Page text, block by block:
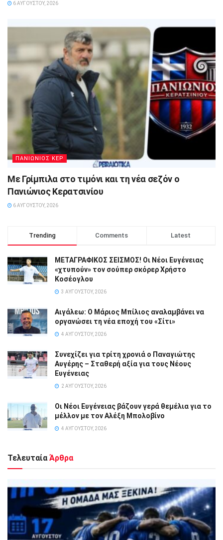
6 ΑΥΓΟΎΣΤΟΥ, 2026
ΠΑΝΙΩΝΙΟΣ ΚΕΡ
Με Γρίμπιλα στο τιμόνι και τη νέα σεζόν ο
Πανιώνιος Κερατσινίου
6 ΑΥΓΟΎΣΤΟΥ, 2026
Trending Comments Latest
ΜΕΤΑΓΡΑΦΙΚΟΣ ΣΕΙΣΜΟΣ! Οι Νέοι Ευγένειας
«χτυπούν» τον σούπερ σκόρερ Χρήστο
Κοσέογλου
3 ΑΥΓΟΎΣΤΟΥ, 2026
Αιγάλεω: Ο Μάριος Μπίλιος αναλαμβάνει να
οργανώσει τη νέα εποχή του «Σίτι»
4 ΑΥΓΟΎΣΤΟΥ, 2026
Συνεχίζει για τρίτη χρονιά ο Παναγιώτης
Αυγέρης – Σταθερή αξία για τους Νέους
Ευγένειας
2 ΑΥΓΟΎΣΤΟΥ, 2026
Οι Νέοι Ευγένειας βάζουν γερά θεμέλια για το
μέλλον με τον Αλέξη Μπολοβίνο
4 ΑΥΓΟΎΣΤΟΥ, 2026
Τελευταία Άρθρα